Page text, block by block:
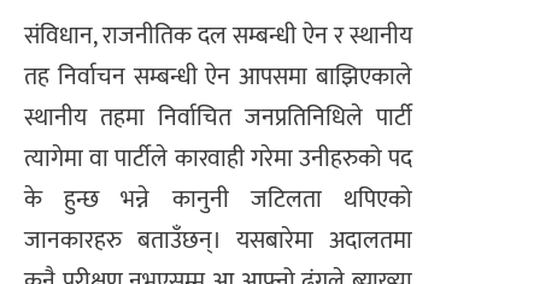
संविधान, राजनीतिक दल सम्बन्धी ऐन र स्थानीय
तह निर्वाचन सम्बन्धी ऐन आपसमा बाझिएकाले
स्थानीय तहमा निर्वाचित जनप्रतिनिधिले पार्टी
त्यागेमा वा पार्टीले कारवाही गरेमा उनीहरुको पद
के हुन्छ भन्ने कानुनी जटिलता थपिएको
जानकारहरु बताउँछन्। यसबारेमा अदालतमा